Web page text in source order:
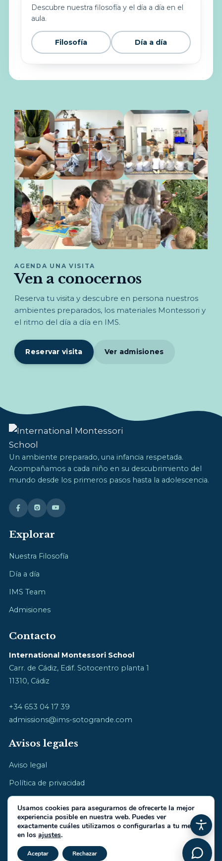
Descubre nuestra filosofía y el día a día en el
aula.
Filosofía Día a día
AGENDA UNA VISITA
Ven a conocernos
Reserva tu visita y descubre en persona nuestros
ambientes preparados, los materiales Montessori y
el ritmo del día a día en IMS.
Reservar visita Ver admisiones
Un ambiente preparado, una infancia respetada.
Acompañamos a cada niño en su descubrimiento del
mundo desde los primeros pasos hasta la adolescencia.
Explorar
Nuestra Filosofía
Día a día
IMS Team
Admisiones
Contacto
International Montessori School
Carr. de Cádiz, Edif. Sotocentro planta 1
11310, Cádiz
+34 653 04 17 39
admissions@ims-sotogrande.com
Avisos legales
Aviso legal
Política de privacidad
Política de cookies
© 2026 International Montessori School · cultivamos la infancia
Usamos cookies para asegurarnos de ofrecerte la mejor
experiencia posible en nuestra web. Puedes ver
exactamente cuáles utilizamos o configurarlas a tu medida
en los ajustes.
Aceptar Rechazar Cerrar el banner de cookies